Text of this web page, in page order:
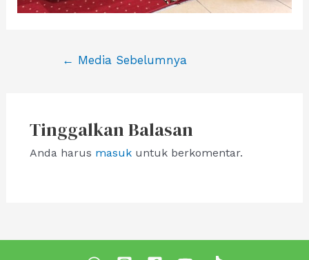
Navigasi
← Media Sebelumnya
Tinggalkan Balasan
Anda harus masukuntuk berkomentar.